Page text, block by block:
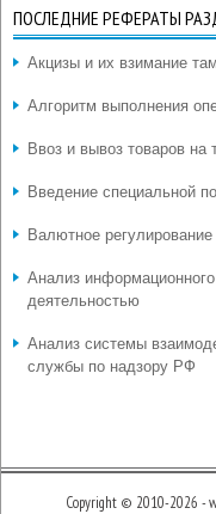
ПОСЛЕДНИЕ РЕФЕРАТЫ
Акцизы и их взимание
Алгоритм выполнения
Ввоз и вывоз товаров
Введение специальной
Валютное регулирование
Анализ
деятельностью
Анализ системы
службы по надзору РФ
Copyright © 2010-2026 -